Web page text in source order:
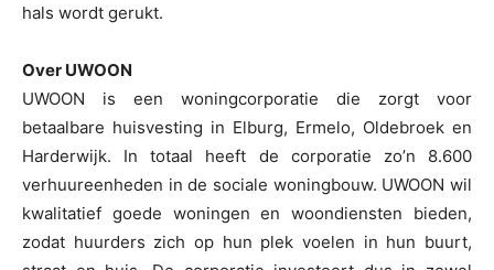
hals wordt gerukt.
Over UWOON
UWOON is een woningcorporatie die zorgt voor
betaalbare huisvesting in Elburg, Ermelo, Oldebroek en
Harderwijk. In totaal heeft de corporatie zo’n 8.600
verhuureenheden in de sociale woningbouw. UWOON wil
kwalitatief goede woningen en woondiensten bieden,
zodat huurders zich op hun plek voelen in hun buurt,